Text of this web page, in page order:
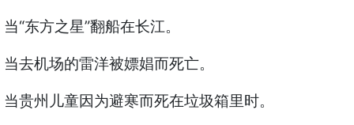
当“东方之星”翻船在长江。
当去机场的雷洋被嫖娼而死亡。
当贵州儿童因为避寒而死在垃圾箱里时。